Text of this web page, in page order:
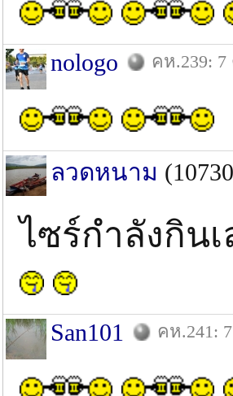
nologo คห.239: 7
ลวดหนาม (10730
ไซร์กำลังกิน
San101 คห.241: